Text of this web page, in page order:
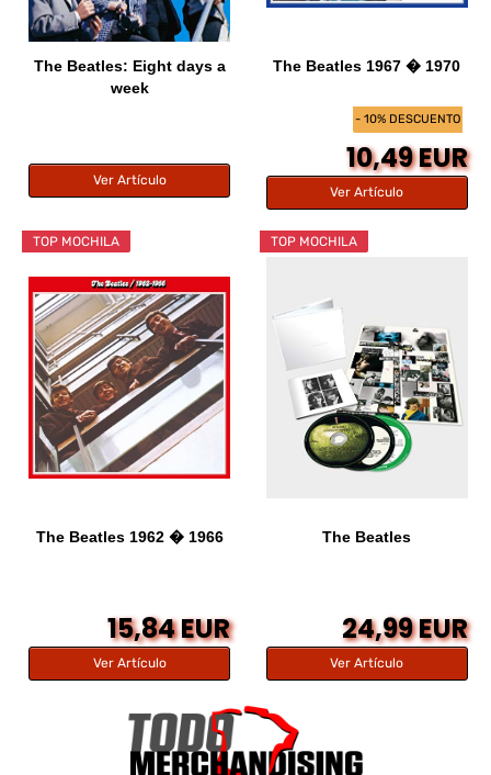
The Beatles: Eight days a
week
Ver Artículo
- 10% DESCUENTO
The Beatles 1967 � 1970
10,49 EUR
Ver Artículo
TOP MOCHILA
The Beatles 1962 � 1966
15,84 EUR
Ver Artículo
TOP MOCHILA
The Beatles
24,99 EUR
Ver Artículo